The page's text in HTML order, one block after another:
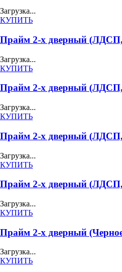
Загрузка...
КУПИТЬ
Прайм 2-х дверный (ЛДСП,
Загрузка...
КУПИТЬ
Прайм 2-х дверный
Загрузка...
КУПИТЬ
Прайм 2-х дверный
Загрузка...
КУПИТЬ
Прайм 2-х дверный (ЛДСП,
Загрузка...
КУПИТЬ
Прайм 2-х дверный
Загрузка...
КУПИТЬ